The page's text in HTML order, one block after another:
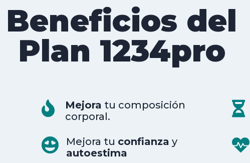
Beneficios del
Plan 1234pro
 Mejora tu composición
corporal.

 Mejora tu confianza y
autoestima
